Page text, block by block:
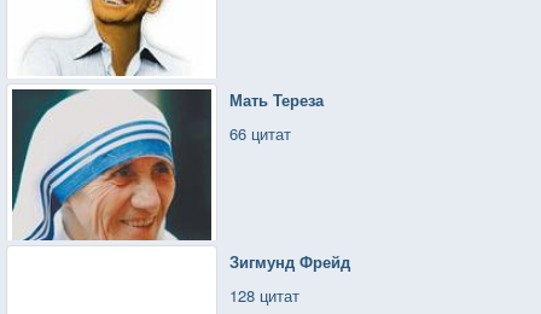
Мать Тереза
66 цитат
Зигмунд Фрейд
128 цитат